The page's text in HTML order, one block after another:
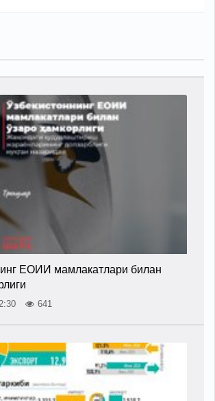
ЕОИИ мамлакатлари билан
641